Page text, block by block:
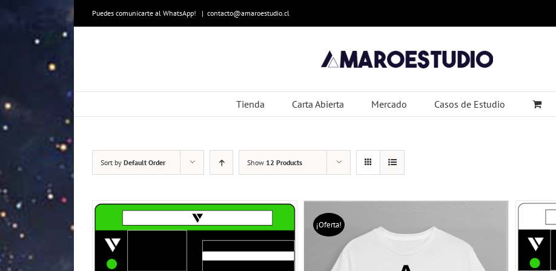
Puedes comunicarte al WhatsApp! | contacto@amaroestudio.cl
Tienda Carta Abierta Mercado Casos de Estudio
Sort by Default Order Show 12 Products
¡Oferta!